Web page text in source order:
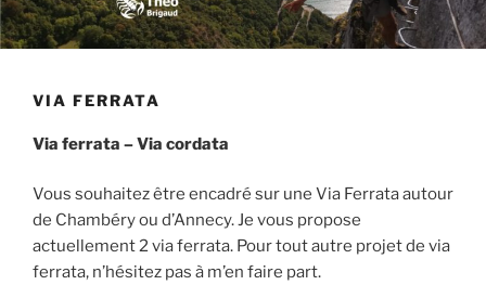
VIA FERRATA
Via ferrata – Via cordata
Vous souhaitez être encadré sur une Via Ferrata autour
de Chambéry ou d’Annecy. Je vous propose
actuellement 2 via ferrata. Pour tout autre projet de via
ferrata, n’hésitez pas à m’en faire part.